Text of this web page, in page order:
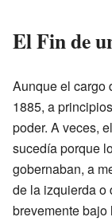
El Fin de
Aunque el cargo
1885, a
poder. A veces,
sucedía porque
gobernaban, a
de la izquierda o
brevemente